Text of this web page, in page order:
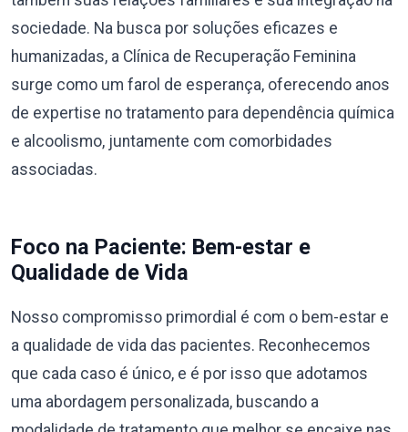
sociedade. Na busca por soluções eficazes e
humanizadas, a Clínica de Recuperação Feminina
surge como um farol de esperança, oferecendo anos
de expertise no tratamento para dependência química
e alcoolismo, juntamente com comorbidades
associadas.
Foco na Paciente: Bem-estar e
Qualidade de Vida
Nosso compromisso primordial é com o bem-estar e
a qualidade de vida das pacientes. Reconhecemos
que cada caso é único, e é por isso que adotamos
uma abordagem personalizada, buscando a